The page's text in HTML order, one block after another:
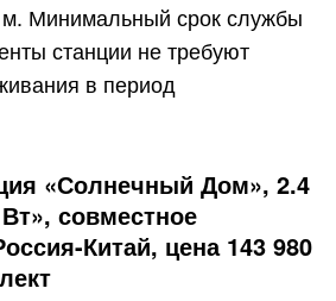
Минимальный срок службы
станции не требуют
в период
«Солнечный Дом», 2.4
совместное
Китай, цена 143 980